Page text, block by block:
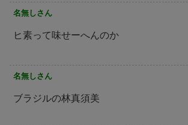
名無しさん
ヒ素って味せーへんのか
名無しさん
ブラジルの林真須美